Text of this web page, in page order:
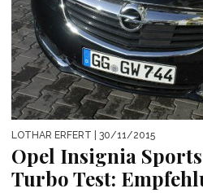
LOTHAR ERFERT | 30/11/2015
Opel Insignia
Turbo Test: